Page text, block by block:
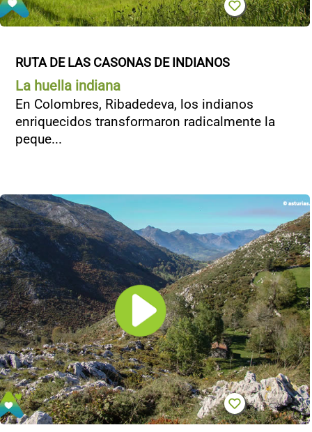
RUTA DE LAS CASONAS DE INDIANOS
La huella indiana
En Colombres, Ribadedeva, los indianos
enriquecidos transformaron radicalmente la
peque...